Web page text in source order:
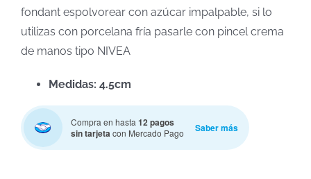
fondant espolvorear con azúcar impalpable, si lo
utilizas con porcelana fría pasarle con pincel crema
de manos tipo NIVEA
Medidas: 4.5cm
Compra en hasta 12 pagos
sin tarjetacon Mercado Pago Saber más